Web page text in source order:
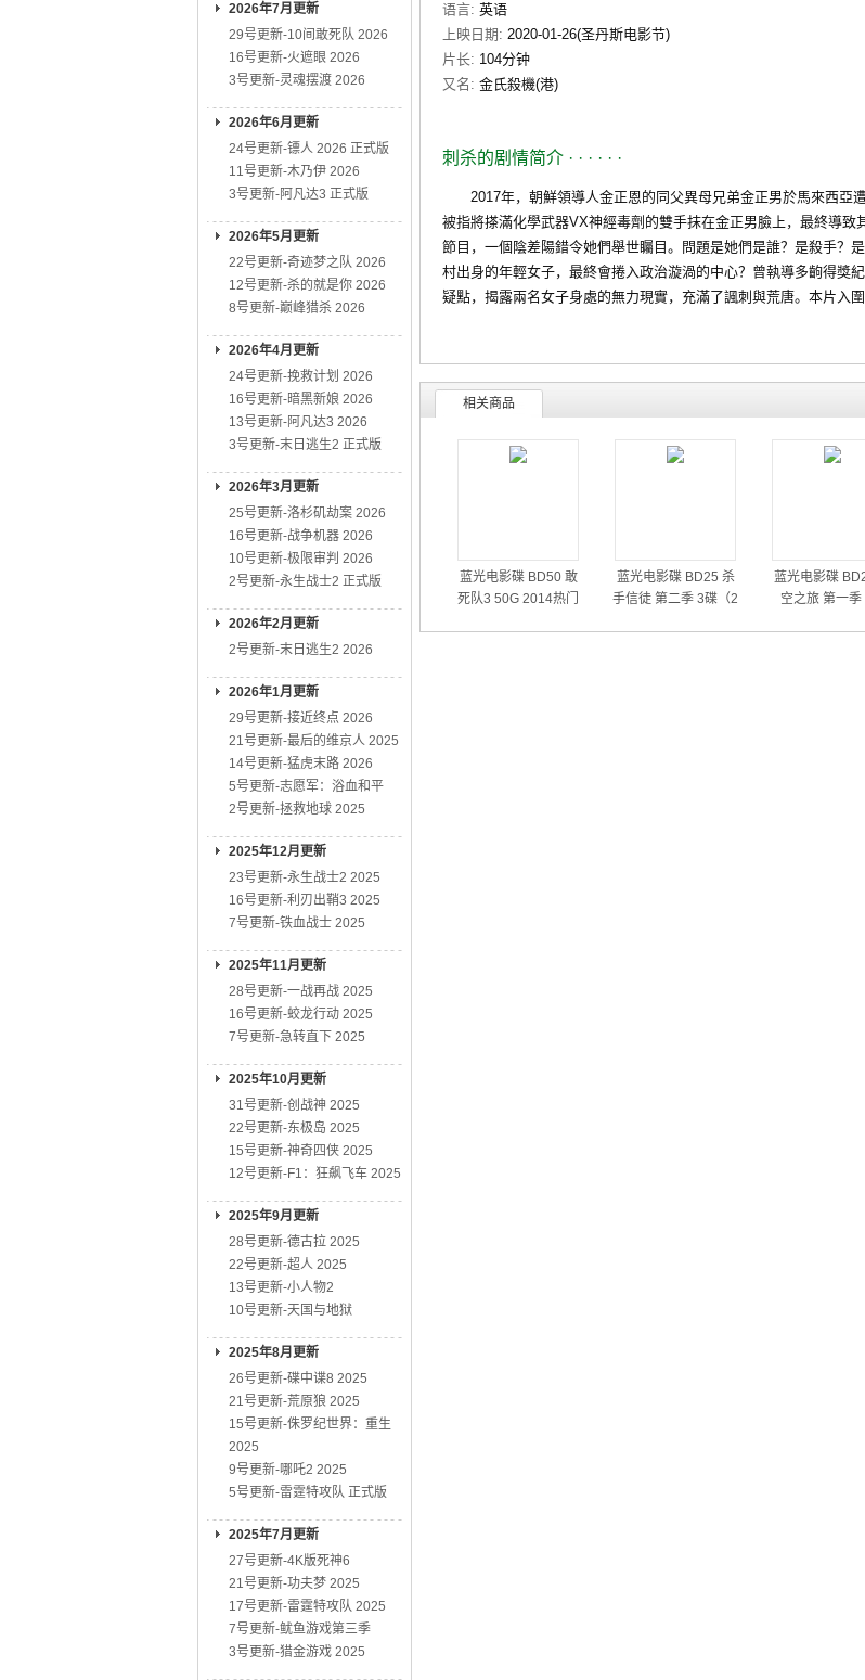
2026年7月更新
29号更新-10间敢死队 2026
16号更新-火遮眼 2026
3号更新-灵魂摆渡 2026
2026年6月更新
24号更新-镖人 2026 正式版
11号更新-木乃伊 2026
3号更新-阿凡达3 正式版
2026年5月更新
22号更新-奇迹梦之队 2026
12号更新-杀的就是你 2026
8号更新-巅峰猎杀 2026
2026年4月更新
24号更新-挽救计划 2026
16号更新-暗黑新娘 2026
13号更新-阿凡达3 2026
3号更新-末日逃生2 正式版
2026年3月更新
25号更新-洛杉矶劫案 2026
16号更新-战争机器 2026
10号更新-极限审判 2026
2号更新-永生战士2 正式版
2026年2月更新
2号更新-末日逃生2 2026
2026年1月更新
29号更新-接近终点 2026
21号更新-最后的维京人 2025
14号更新-猛虎末路 2026
5号更新-志愿军：浴血和平
2号更新-拯救地球 2025
2025年12月更新
23号更新-永生战士2 2025
16号更新-利刃出鞘3 2025
7号更新-铁血战士 2025
2025年11月更新
28号更新-一战再战 2025
16号更新-蛟龙行动 2025
7号更新-急转直下 2025
2025年10月更新
31号更新-创战神 2025
22号更新-东极岛 2025
15号更新-神奇四侠 2025
12号更新-F1：狂飙飞车 2025
2025年9月更新
28号更新-德古拉 2025
22号更新-超人 2025
13号更新-小人物2
10号更新-天国与地狱
2025年8月更新
26号更新-碟中谍8 2025
21号更新-荒原狼 2025
15号更新-侏罗纪世界：重生
2025
9号更新-哪吒2 2025
5号更新-雷霆特攻队 正式版
2025年7月更新
27号更新-4K版死神6
21号更新-功夫梦 2025
17号更新-雷霆特攻队 2025
7号更新-鱿鱼游戏第三季
3号更新-猎金游戏 2025
语言: 英语
上映日期: 2020-01-26(圣丹斯电影节)
片长: 104分钟
又名: 金氏殺機(港)
刺杀的剧情简介 · · · · · ·
2017年，朝鮮領導人金正恩的同父異母兄弟金正男於馬來西亞
被指將搽滿化學武器VX神經毒劑的雙手抹在金正男臉上，最終導
節目，一個陰差陽錯令她們舉世矚目。問題是她們是誰？是殺手？
村出身的年輕女子，最終會捲入政治漩渦的中心？曾執導多齣得獎
疑點，揭露兩名女子身處的無力現實，充滿了諷刺與荒唐。本片入
相关商品
蓝光电影碟 BD50 敢
死队3 50G 2014热门
蓝光电影碟 BD25 杀
手信徒 第二季 3碟（2
蓝光电影碟
空之旅 第一季